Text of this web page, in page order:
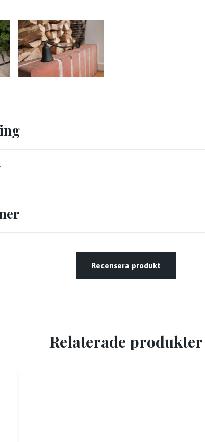
Recensera produkt
Relaterade produkter